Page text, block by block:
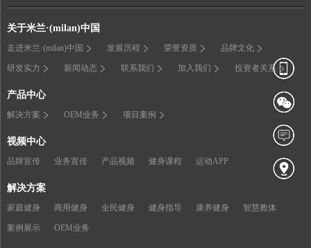
关于米兰·(milan)中国
走进米兰·(milan)中国 发展历程 荣誉资质 品牌文化
研发实力 新闻动态 联系我们 加入我们 投资者关系
产品中心
解决方案 OEM业务 项目案例
视频中心
品牌宣传 业务宣传 产品视频 健身课程 运动APP
解决方案
家庭健身 商用健身 全民健身 健身指导 康养健身 智慧教体
案例展示 OEM业务